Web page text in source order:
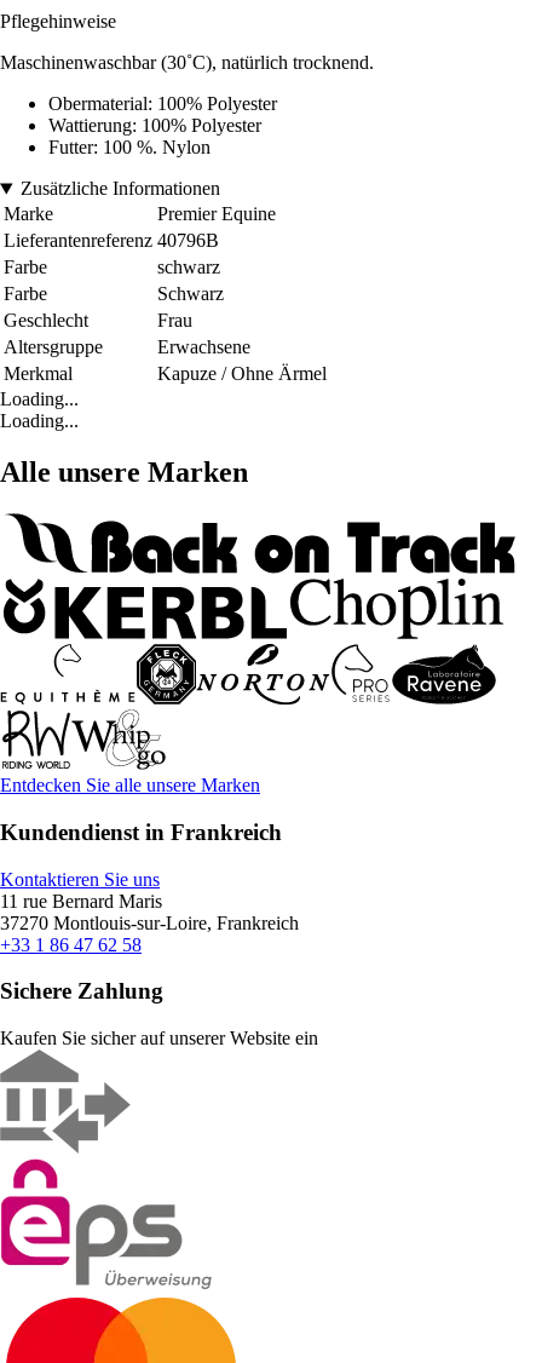
Pflegehinweise
Maschinenwaschbar (30˚C), natürlich trocknend.
Obermaterial: 100% Polyester
Wattierung: 100% Polyester
Futter: 100 %. Nylon
Zusätzliche Informationen
Marke
Premier Equine
Lieferantenreferenz 40796B
Farbe
schwarz
Farbe
Schwarz
Geschlecht
Frau
Altersgruppe
Erwachsene
Merkmal
Kapuze / Ohne Ärmel
Loading...
Loading...
Alle unsere Marken
Entdecken Sie alle unsere Marken
Kundendienst in Frankreich
Kontaktieren Sie uns
11 rue Bernard Maris
37270 Montlouis-sur-Loire, Frankreich
+33 1 86 47 62 58
Sichere Zahlung
Kaufen Sie sicher auf unserer Website ein